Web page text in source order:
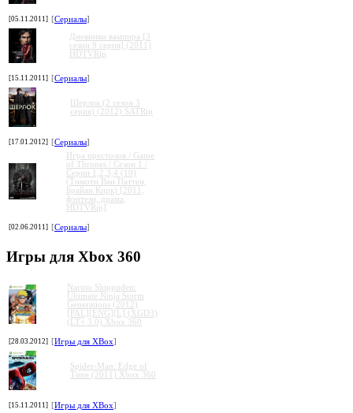
[05.11.2011] [Сериалы]
Дневники вампира [3
сезон 9 серия] (2011)
HDTVRip
[15.11.2011] [Сериалы]
Шерлок (2 сезон 3
серия) (2012) SATRip
[17.01.2012] [Сериалы]
Игра престолов / Game
of Thrones / Сезон 1 /
Серии 1,2,3,4 (10)
(Тимоти Ван Паттен,
Брайан Кирк) [2011,
фэнтези, драма,
HDTVRip]
[02.06.2011] [Сериалы]
Игры для Xbox 360
Naruto Shippuden:
Ultimate Ninja Storm
Generations (2012)
[PAL][ENG][L] (XGD3)
(LT+ 3.0) Xbox 360
[28.03.2012] [Игры для XBox]
Spider-Man: Edge of
Time (2011) Xbox 360
[15.11.2011] [Игры для XBox]